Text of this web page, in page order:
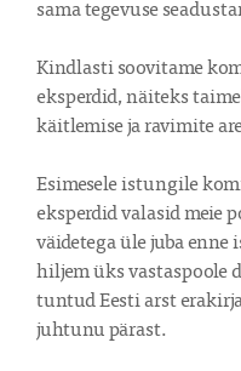
sama tegevuse
Kindlasti soovitame
eksperdid, näiteks
käitlemise ja ravimite
Esimesele istungile
eksperdid valasid meie
väidetega üle juba
hiljem üks vastaspoole
tuntud Eesti arst
juhtunu pärast.